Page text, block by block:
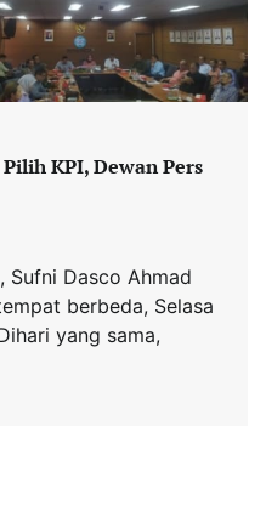
KPI, Dewan Pers
Sufni Dasco Ahmad
berbeda, Selasa
yang sama,